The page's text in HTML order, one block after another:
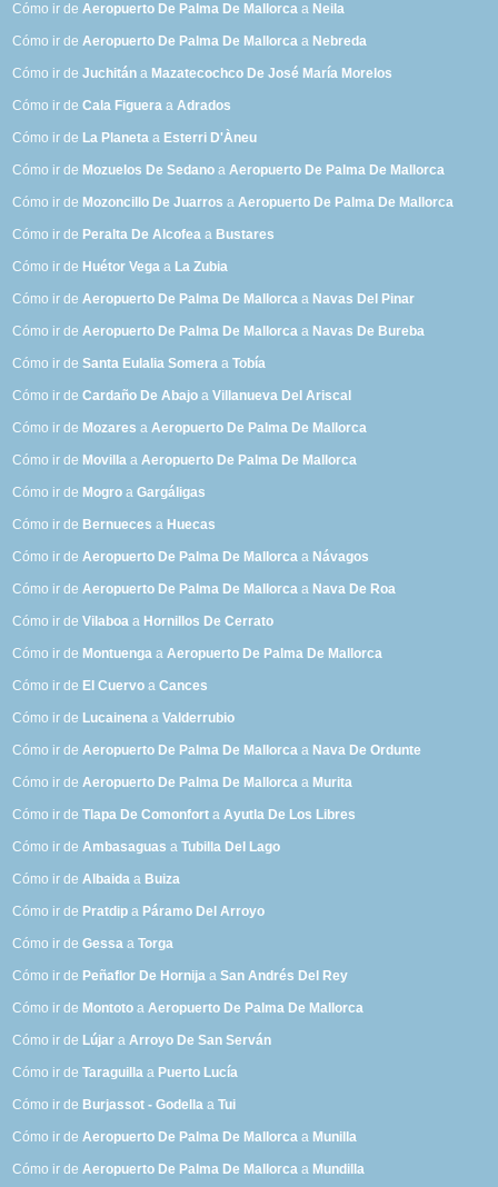
Cómo ir deAeropuerto De Palma De Mallorca a Neila
Cómo ir deAeropuerto De Palma De Mallorca a Nebreda
Cómo ir deJuchitán a Mazatecochco De José María Morelos
Cómo ir deCala Figuera aAdrados
Cómo ir de La Planeta a Esterri D'Àneu
Cómo ir de Mozuelos De Sedano aAeropuerto De Palma De Mallorca
Cómo ir de Mozoncillo De Juarros aAeropuerto De Palma De Mallorca
Cómo ir de Peralta De Alcofea a Bustares
Cómo ir de Huétor Vega a La Zubia
Cómo ir deAeropuerto De Palma De Mallorca a Navas Del Pinar
Cómo ir deAeropuerto De Palma De Mallorca a Navas De Bureba
Cómo ir deSanta Eulalia Somera aTobía
Cómo ir deCardaño De Abajo aVillanueva Del Ariscal
Cómo ir de Mozares aAeropuerto De Palma De Mallorca
Cómo ir de Movilla aAeropuerto De Palma De Mallorca
Cómo ir de Mogro aGargáligas
Cómo ir de Bernueces a Huecas
Cómo ir deAeropuerto De Palma De Mallorca a Návagos
Cómo ir deAeropuerto De Palma De Mallorca a Nava De Roa
Cómo ir deVilaboa a Hornillos De Cerrato
Cómo ir de Montuenga aAeropuerto De Palma De Mallorca
Cómo ir de El Cuervo aCances
Cómo ir de Lucainena aValderrubio
Cómo ir deAeropuerto De Palma De Mallorca a Nava De Ordunte
Cómo ir deAeropuerto De Palma De Mallorca a Murita
Cómo ir deTlapa De Comonfort aAyutla De Los Libres
Cómo ir deAmbasaguas aTubilla Del Lago
Cómo ir deAlbaida a Buiza
Cómo ir de Pratdip a Páramo Del Arroyo
Cómo ir deGessa aTorga
Cómo ir de Peñaflor De Hornija aSan Andrés Del Rey
Cómo ir de Montoto aAeropuerto De Palma De Mallorca
Cómo ir de Lújar aArroyo De San Serván
Cómo ir deTaraguilla a Puerto Lucía
Cómo ir de Burjassot - Godella aTui
Cómo ir deAeropuerto De Palma De Mallorca a Munilla
Cómo ir deAeropuerto De Palma De Mallorca a Mundilla